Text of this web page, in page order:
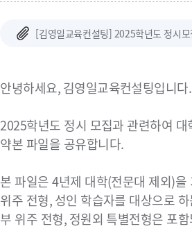
[김영일교육컨설팅] 2025학년도 정시
안녕하세요,김영일교육컨설팅입니다.
2025학년도 정시 모집과 관련하여 대
약본 파일을 공유합니다.
본 파일은4년제 대학(전문대 제외)을
위주 전형,성인 학습자를 대상으로
부 위주 전형,정원외 특별전형은 포